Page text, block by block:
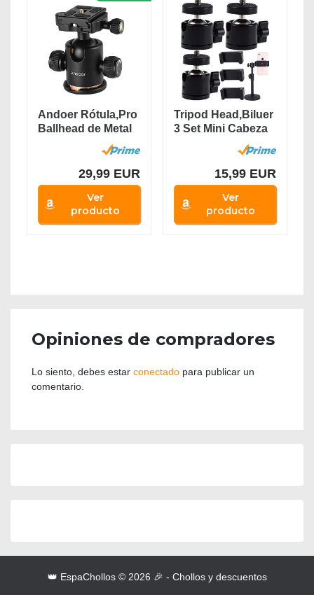
Andoer Rótula,Pro
Ballhead de Metal
29,99 EUR
Ver
producto
Tripod Head,Biluer
3 Set Mini Cabeza
15,99 EUR
Ver
producto
Opiniones de compradores
Lo siento, debes estar conectado para publicar un
comentario.
👑 EspaChollos © 2026 🎉 - Chollos y descuentos